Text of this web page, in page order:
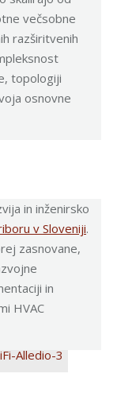
večsobne
razširitvenih
topologiji
osnovne
in inženirsko
v Sloveniji.
zasnovane,
in
HVAC